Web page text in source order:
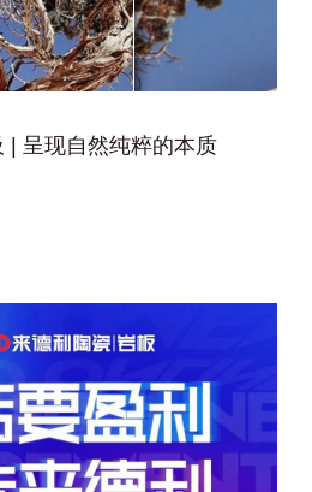
| 呈现自然纯粹的本质